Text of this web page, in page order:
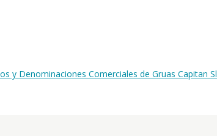
y Denominaciones Comerciales de Gruas Capitan Sl